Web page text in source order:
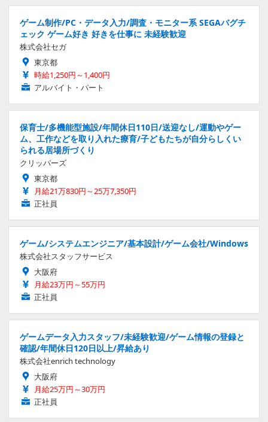
ゲーム制作/PC・データ入力/調査・モニター系 SEGAバグチ
ェック ゲーム好き 好きを仕事に 未経験歓迎
株式会社セガ
東京都
時給1,250円～1,400円
アルバイト・パート
保育士/多機能型施設/年間休日110日/送迎なし/運動やゲー
ム、工作などを取り入れた療育/子どもたちが自分らしくい
られる居場所づくり
クリッパーズ
東京都
月給21万830円～25万7,350円
正社員
ゲーム/システムエンジニア/基本設計/ゲーム会社/Windows
株式会社スタッフサービス
大阪府
月給23万円～55万円
正社員
ゲームデータ入力スタッフ/未経験歓迎/ゲーム情報の登録と
確認/年間休日120日以上/昇給あり
株式会社enrich technology
大阪府
月給25万円～30万円
正社員